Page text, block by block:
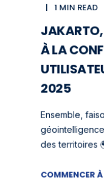
1 MIN READ
JAKARTO,
À LA
2025
Ensemble,
des territoires
COMMENCER À